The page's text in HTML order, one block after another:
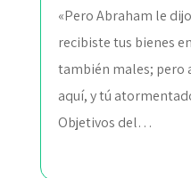
«Pero Abraham le
recibiste tus bienes
también males; pero
aquí, y tú
Objetivos del…